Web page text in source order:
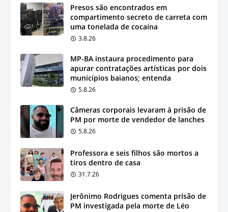
Presos são encontrados em
compartimento secreto de carreta com
uma tonelada de cocaína
3.8.26
MP-BA instaura procedimento para
apurar contratações artísticas por dois
municípios baianos; entenda
5.8.26
Câmeras corporais levaram à prisão de
PM por morte de vendedor de lanches
5.8.26
Professora e seis filhos são mortos a
tiros dentro de casa
31.7.26
Jerônimo Rodrigues comenta prisão de
PM investigada pela morte de Léo